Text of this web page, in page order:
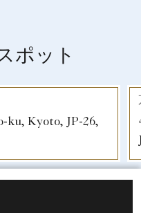
ポット
ku, Kyoto, JP-26,
Ward, Kyoto, JP-